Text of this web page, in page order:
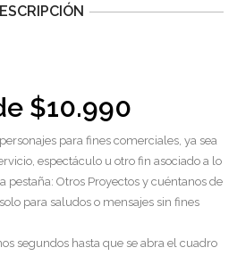
$10.990
para fines comerciales, ya sea
espectáculo u otro fin asociado a lo
pestaña: Otros Proyectos y cuéntanos de
para saludos o mensajes sin fines
segundos hasta que se abra el cuadro